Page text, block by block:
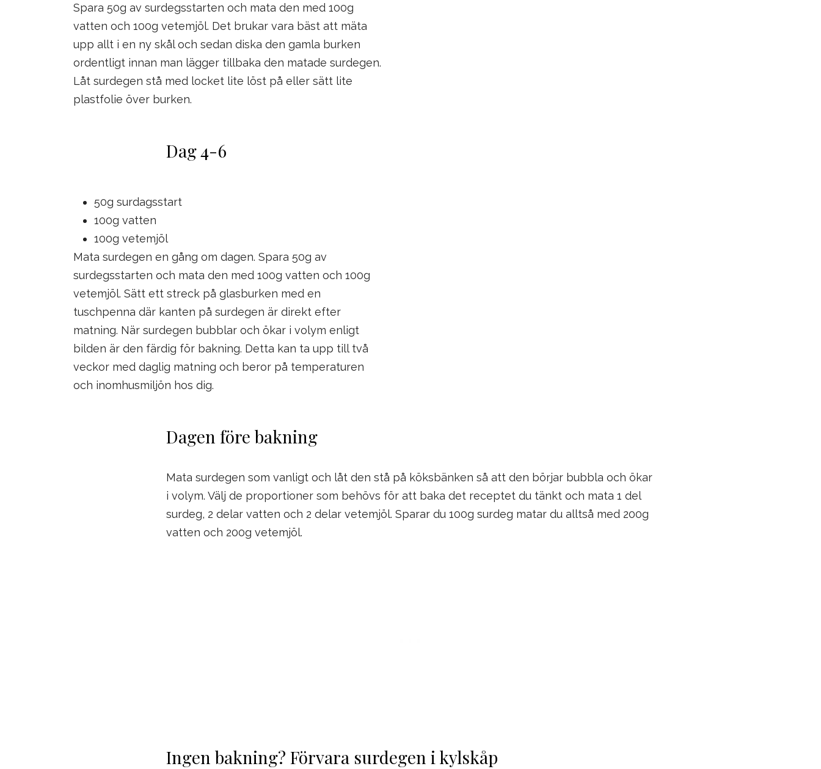
Spara 50g av surdegsstarten och mata den med 100g
vatten och 100g vetemjöl. Det brukar vara bäst att mäta
upp allt i en ny skål och sedan diska den gamla burken
ordentligt innan man lägger tillbaka den matade surdegen.
Låt surdegen stå med locket lite löst på eller sätt lite
plastfolie över burken.
Dag 4-6
50g surdagsstart
100g vatten
100g vetemjöl
Mata surdegen en gång om dagen. Spara 50g av
surdegsstarten och mata den med 100g vatten och 100g
vetemjöl. Sätt ett streck på glasburken med en
tuschpenna där kanten på surdegen är direkt efter
matning. När surdegen bubblar och ökar i volym enligt
bilden är den färdig för bakning. Detta kan ta upp till två
veckor med daglig matning och beror på temperaturen
och inomhusmiljön hos dig.
Dagen före bakning
Mata surdegen som vanligt och låt den stå på köksbänken så att den börjar bubbla och ökar
i volym. Välj de proportioner som behövs för att baka det receptet du tänkt och mata 1 del
surdeg, 2 delar vatten och 2 delar vetemjöl. Sparar du 100g surdeg matar du alltså med 200g
vatten och 200g vetemjöl.
Ingen bakning? Förvara surdegen i kylskåp